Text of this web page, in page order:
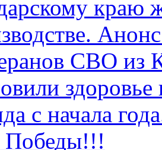
краю
СВО из
с начала